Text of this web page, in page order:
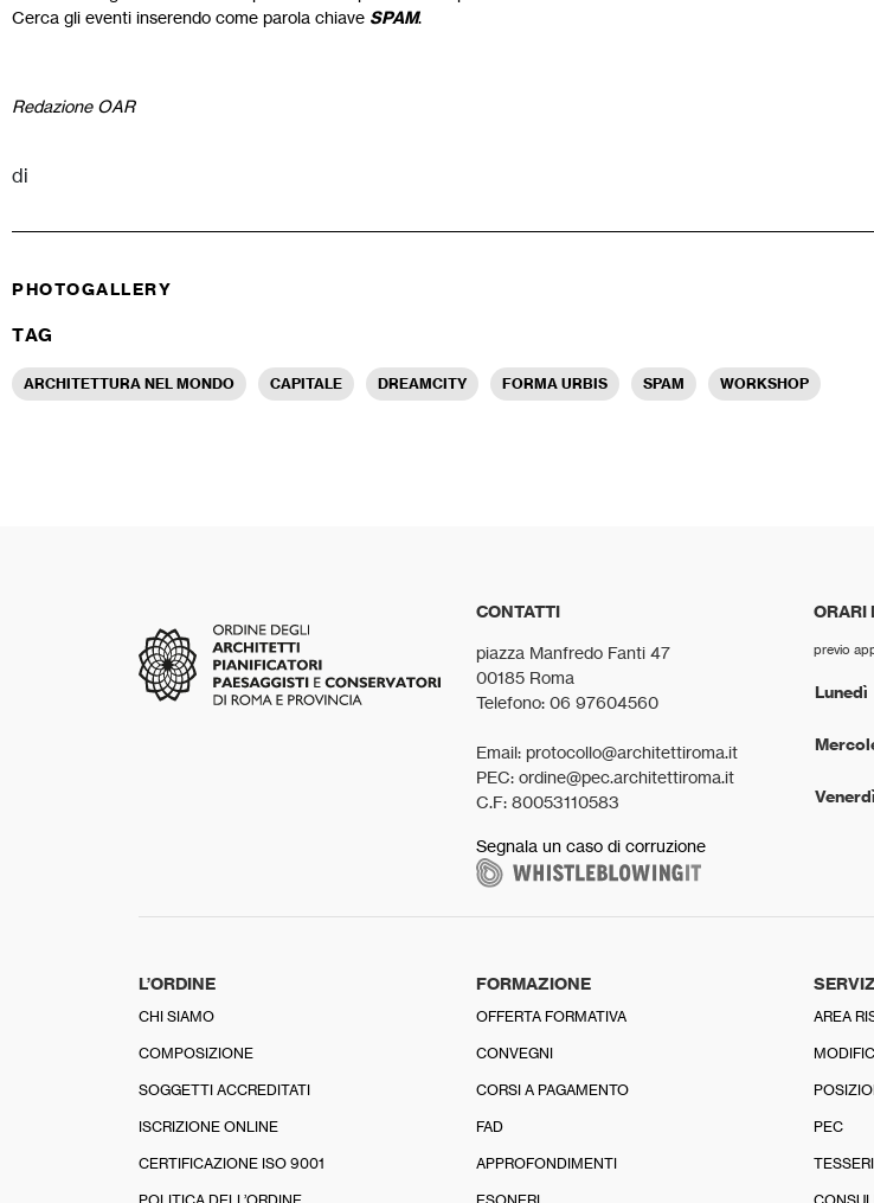
Cerca gli eventi inserendo come parola chiave SPAM.
Redazione OAR
di
PHOTOGALLERY
TAG
ARCHITETTURA NEL MONDO CAPITALE DREAMCITY FORMA URBIS SPAM WORKSHOP
CONTATTI
piazza Manfredo Fanti 47
00185 Roma
Telefono: 06 97604560
Email: protocollo@architettiroma.it
PEC: ordine@pec.architettiroma.it
C.F: 80053110583
Segnala un caso di corruzione
ORARI
previo
Lunedì
Venerdì
L’ORDINE
CHI SIAMO
COMPOSIZIONE
SOGGETTI ACCREDITATI
ISCRIZIONE ONLINE
CERTIFICAZIONE ISO 9001
FORMAZIONE
OFFERTA FORMATIVA
CONVEGNI
CORSI A PAGAMENTO
FAD
APPROFONDIMENTI
AREA
PEC